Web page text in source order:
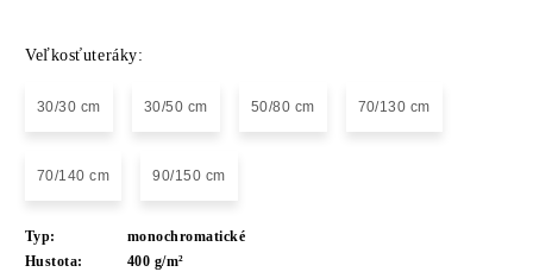
Veľkosťuteráky:
30/30 cm 30/50 cm 50/80 cm 70/130 cm
70/140 cm 90/150 cm
Typ:
monochromatické
Hustota:
400 g/m²